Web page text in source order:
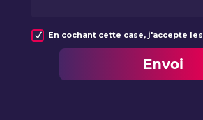
En cochant cette case, j'accepte les
Envoi